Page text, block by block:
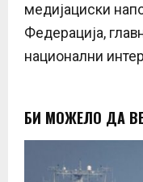
медијациски
Федерација,
национални
БИ МОЖЕЛО ДА